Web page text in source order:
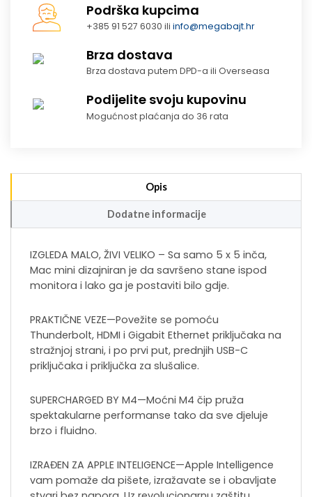
Podrška kupcima
+385 91 527 6030 iliinfo@megabajt.hr
Brza dostava
Brza dostava putem DPD-a ili Overseasa
Podijelite svoju kupovinu
Mogućnost plaćanja do 36 rata
Opis
Dodatne informacije
IZGLEDA MALO, ŽIVI VELIKO – Sa samo 5 x 5 inča,
Mac mini dizajniran je da savršeno stane ispod
monitora i lako ga je postaviti bilo gdje.
PRAKTIČNE VEZE—Povežite se pomoću
Thunderbolt, HDMI i Gigabit Ethernet priključaka na
stražnjoj strani, i po prvi put, prednjih USB-C
priključaka i priključka za slušalice.
SUPERCHARGED BY M4—Moćni M4 čip pruža
spektakularne performanse tako da sve djeluje
brzo i fluidno.
IZRAĐEN ZA APPLE INTELIGENCE—Apple Intelligence
vam pomaže da pišete, izražavate se i obavljate